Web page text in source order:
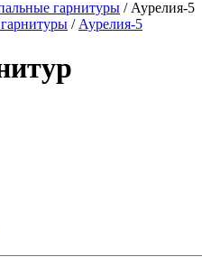
гарнитуры / Аурелия-5
/ Аурелия-5